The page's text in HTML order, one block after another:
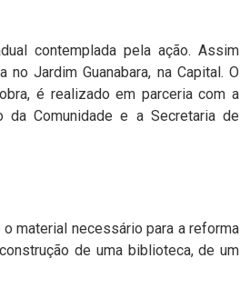
contemplada pela ação. Assim
Jardim Guanabara, na Capital. O
é realizado em parceria com a
da Comunidade e a Secretaria de
material necessário para a reforma
de uma biblioteca, de um